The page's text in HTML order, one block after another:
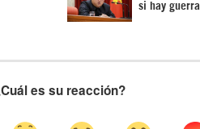
si hay guerra